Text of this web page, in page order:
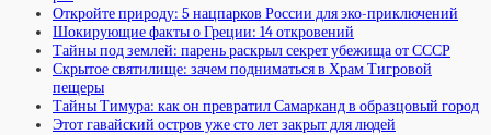
Откройте природу: 5 нацпарков России для эко-приключений
Шокирующие факты о Греции: 14 откровений
Тайны под землей: парень раскрыл секрет убежища от СССР
Скрытое святилище: зачем подниматься в Храм Тигровой
пещеры
Тайны Тимура: как он превратил Самарканд в образцовый город
Этот гавайский остров уже сто лет закрыт для людей